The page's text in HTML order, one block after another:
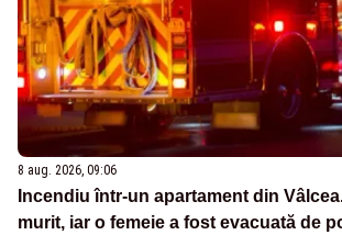
8 aug. 2026, 09:06
Incendiu într-un apartament din
murit, iar o femeie a fost evacuată de